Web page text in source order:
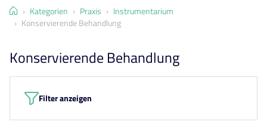
Home Kategorien Praxis
Instrumentarium
Konservierende Behandlung
Konservierende Behandlung
Filter anzeigen